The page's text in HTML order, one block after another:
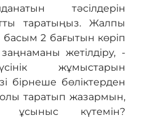
тәсілдерін
таратыңыз. Жалпы
2 бағытын көріп
жетілдіру, -
жұмыстарын
бірнеше бөліктерден
таратып жазармын,
ұсыныс күтемін?